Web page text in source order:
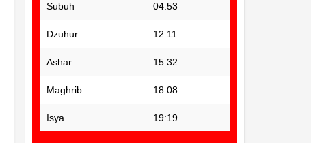
Subuh 04:53
Dzuhur 12:11
Ashar 15:32
Maghrib 18:08
Isya 19:19